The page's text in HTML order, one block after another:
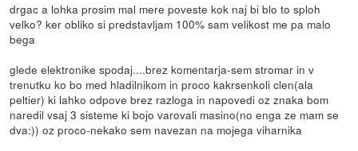
drgac a lohka prosim mal mere poveste kok naj bi blo to sploh
velko? ker obliko si predstavljam 100% sam velikost me pa malo
bega
glede elektronike spodaj....brez komentarja-sem stromar in v
trenutku ko bo med hladilnikom in proco kakrsenkoli clen(ala
peltier) ki lahko odpove brez razloga in napovedi oz znaka bom
naredil vsaj 3 sisteme ki bojo varovali masino(no enga ze mam se
dva:)) oz proco-nekako sem navezan na mojega viharnika